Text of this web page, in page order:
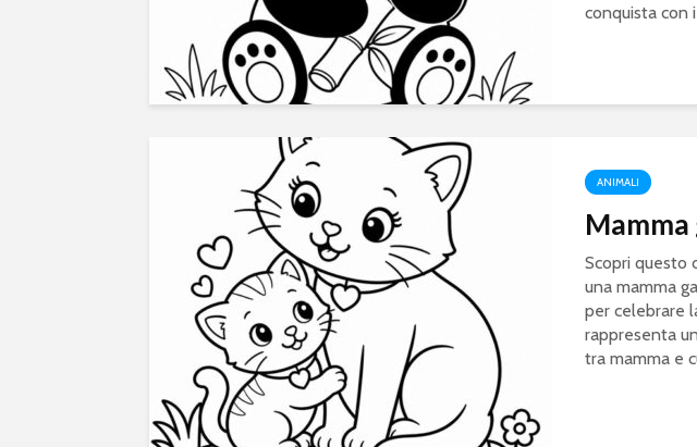
conquista con
ANIMALI
Scopri questo
una mamma
per celebrare
rappresenta
tra mamma e